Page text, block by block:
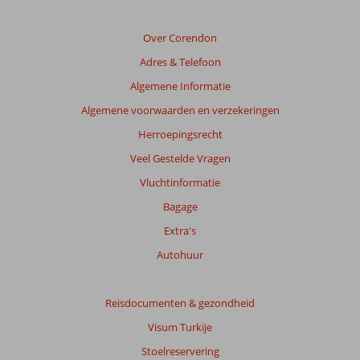
Over Corendon
Adres & Telefoon
Algemene Informatie
Algemene voorwaarden en verzekeringen
Herroepingsrecht
Veel Gestelde Vragen
Vluchtinformatie
Bagage
Extra's
Autohuur
Reisdocumenten & gezondheid
Visum Turkije
Stoelreservering